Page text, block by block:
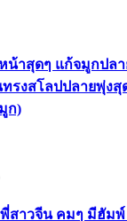
น้าสุดๆ แก้จมูกปล
ทรงสโลปปลายพุ่ง
ก)
พี่สาวจีน คมๆ มีฮัม